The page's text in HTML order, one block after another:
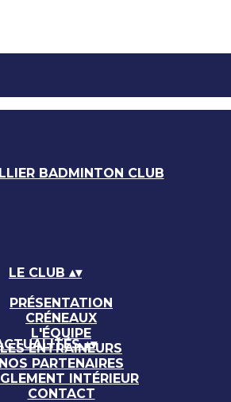
LE CLUB ▴▾
PRÉSENTATION
CRÉNEAUX
L'ÉQUIPE
LES ENTRAINEURS
NOS PARTENAIRES
INTÉRIEUR
CONTACT
▴▾